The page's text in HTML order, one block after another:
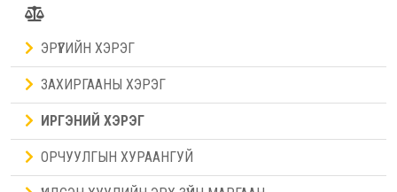
ЭРҮҮГИЙН ХЭРЭГ
ЗАХИРГААНЫ ХЭРЭГ
ИРГЭНИЙ ХЭРЭГ
ОРЧУУЛГЫН ХУРААНГУЙ